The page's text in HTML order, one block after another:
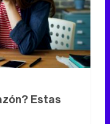
Estas